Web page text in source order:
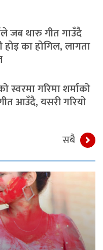
जब थारु गीत गाउँदै
होइ का होगिल, लागता
स्वरमा गरिमा शर्माको
आउँदै, यसरी गरियो
सबै